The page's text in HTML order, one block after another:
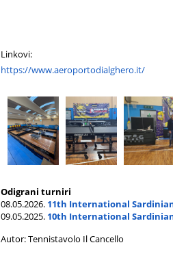
Linkovi:
https://www.aeroportodialghero.it/
Odigrani turniri
08.05.2026. 11th International
09.05.2025. 10th International
Autor: Tennistavolo Il Cancello